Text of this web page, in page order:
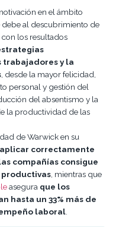
en el ámbito
debe al descubrimiento de
los resultados
trabajadores y la
, desde la mayor felicidad,
personal y gestión del
del absentismo y la
la productividad de las
de Warwick en su
aplicar correctamente
compañías consigue
productivas, mientras que
asegura que los
hasta un 33% más de
laboral.